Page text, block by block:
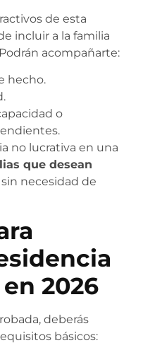
de esta
incluir a la familia
acompañarte:
hecho.
o
no lucrativa en una
que desean
sin necesidad de
2026
deberás
básicos: